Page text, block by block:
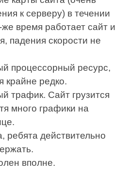
к серверу) в течении
время работает сайт и
падения скорости не
процессорный ресурс,
крайне редко.
трафик. Сайт грузится
много графики на
ребята действительно
вполне.